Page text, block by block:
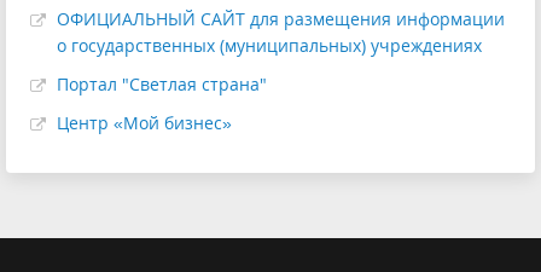
ОФИЦИАЛЬНЫЙ САЙТ для размещения информации
о государственных (муниципальных) учреждениях
Портал "Светлая страна"
Центр «Мой бизнес»